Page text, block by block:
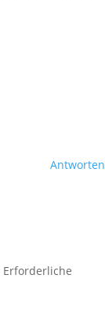
Antworten
Erforderliche